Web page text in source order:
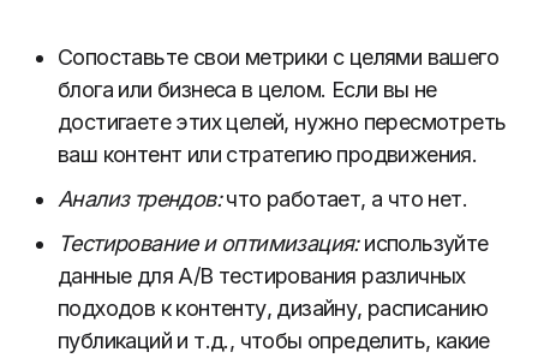
Сопоставьте свои метрики с целями вашего
блога или бизнеса в целом. Если вы не
достигаете этих целей, нужно пересмотреть
ваш контент или стратегию продвижения.
Анализ трендов:что работает, а что нет.
Тестирование и оптимизация:используйте
данные для A/B тестирования различных
подходов к контенту, дизайну, расписанию
публикаций и т.д., чтобы определить, какие